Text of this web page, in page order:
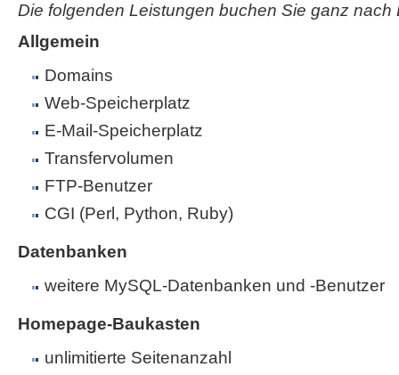
Die folgenden Leistungen buchen Sie ganz nach
Allgemein
Domains
Web-Speicherplatz
E-Mail-Speicherplatz
Transfervolumen
FTP-Benutzer
CGI (Perl, Python, Ruby)
Datenbanken
weitere MySQL-Datenbanken und -Benutzer
Homepage-Baukasten
unlimitierte Seitenanzahl